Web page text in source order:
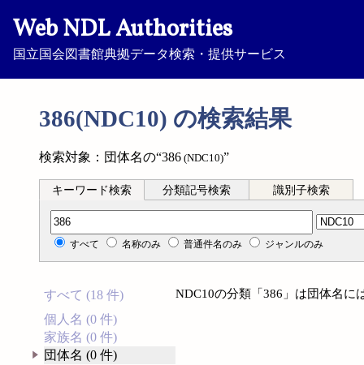
Web NDL Authorities
国立国会図書館典拠データ検索・提供サービス
386(NDC10) の検索結果
検索対象：団体名の“386 (NDC10)”
キーワード検索 分類記号検索 識別子検索
分類記号検索
すべて 名称のみ 普通件名のみ ジャンルのみ
すべて (18 件)
個人名 (0 件)
家族名 (0 件)
団体名 (0 件)
NDC10の分類「386」は団体名に